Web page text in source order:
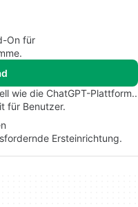
On für
wie die ChatGPT-Plattform..
für Benutzer.
Ersteinrichtung.